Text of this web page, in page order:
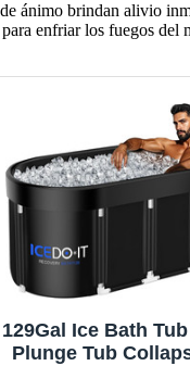
ánimo brindan alivio
enfriar los fuegos del
129Gal Ice Bath
Plunge Tub